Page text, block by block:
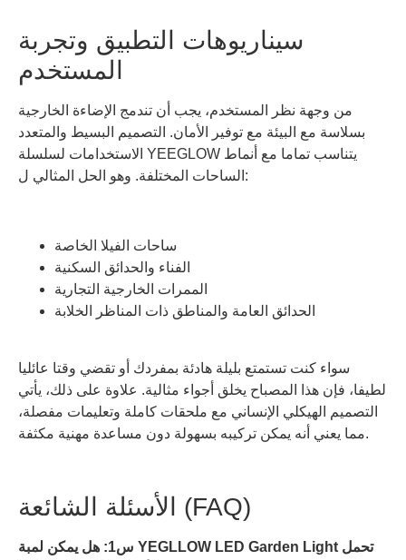
سيناريوهات التطبيق وتجربة
المستخدم
من وجهة نظر المستخدم، يجب أن تندمج الإضاءة الخارجية
بسلاسة مع البيئة مع توفير الأمان. التصميم البسيط والمتعدد
الاستخدامات لسلسلة YEEGLOW يتناسب تماما مع أنماط
الساحات المختلفة. وهو الحل المثالي ل:
ساحات الفيلا الخاصة
الفناء والحدائق السكنية
الممرات الخارجية التجارية
الحدائق العامة والمناطق ذات المناظر الخلابة
سواء كنت تستمتع بليلة هادئة بمفردك أو تقضي وقتا عائليا
لطيفا، فإن هذا المصباح يخلق أجواء مثالية. علاوة على ذلك، يأتي
التصميم الهيكلي الإنساني مع ملحقات كاملة وتعليمات مفصلة،
مما يعني أنه يمكن تركيبه بسهولة دون مساعدة مهنية مكثفة.
الأسئلة الشائعة (FAQ)
س1: هل يمكن لمبة YEGLLOW LED Garden Light تحمل